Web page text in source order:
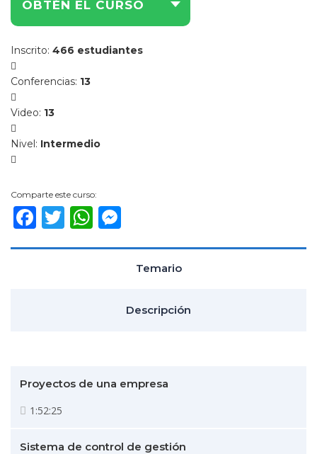
OBTÉN EL CURSO
Inscrito: 466 estudiantes
Conferencias: 13
Video: 13
Nivel: Intermedio
Comparte este curso:
Facebook
TwitterWhatsApp
Temario
Descripción
Proyectos de una empresa
1:52:25
Sistema de control de gestión